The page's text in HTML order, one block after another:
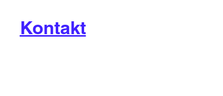
Kontakt